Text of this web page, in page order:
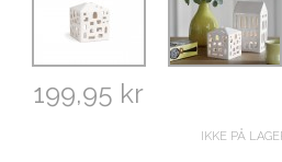
199,95 kr
IKKE PÅ